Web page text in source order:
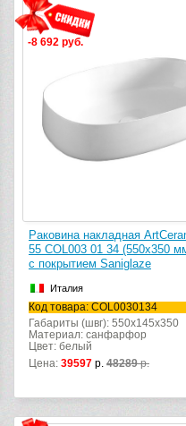
-8 692 руб.
Раковина накладная
55 COL003 01 34 (550х350
с покрытием Saniglaze
Италия
Код товара: COL0030134
Габариты (швг): 550x145x350
Материал: санфарфор
Цвет: белый
Цена: 39597 р. 48289р.